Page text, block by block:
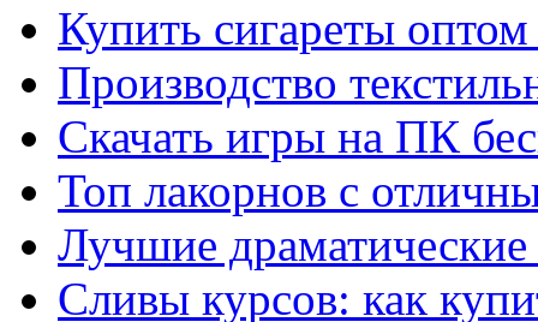
Купить сигареты
Производство
Скачать игры на ПК
Топ лакорнов с
Лучшие
Сливы курсов: как